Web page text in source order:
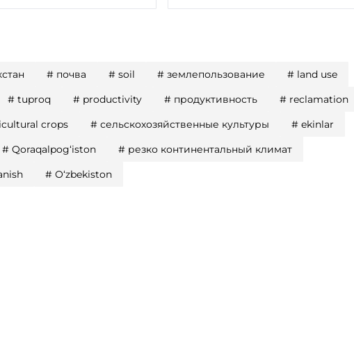
# почва # soil # землепользование # land use
# tuproq # productivity # продуктивность # reclamation
crops # сельскохозяйственные культуры # ekinlar
# Qoraqalpog‘iston # резко континентальный климат
# О‘zbekiston